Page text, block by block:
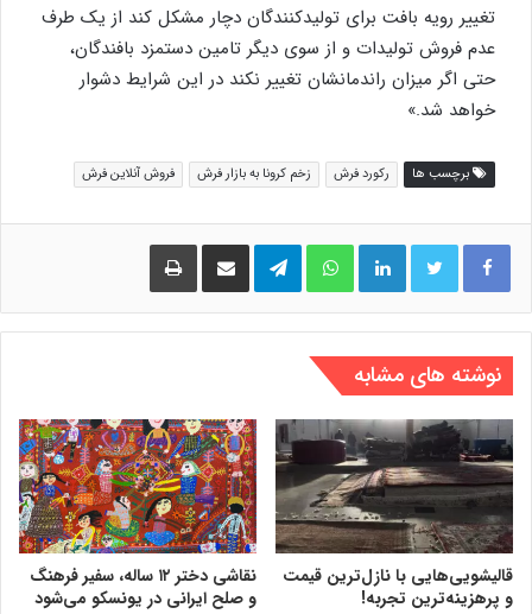
تغییر رویه بافت برای تولیدکنندگان دچار مشکل کند از یک طرف
عدم فروش تولیدات و از سوی دیگر تامین دستمزد بافندگان،
حتی اگر میزان راندمانشان تغییر نکند در این شرایط دشوار
خواهد شد.»
برچسب ها رکورد فرش زخم کرونا به بازار فرش فروش آنلاین فرش
لینکدین واتس آپ تلگرام اشتراک گذاری از طریق ایمیل
نوشته های مشابه
قالیشویی‌هایی با نازل‌ترین قیمت
و پرهزینه‌ترین تجربه!
نقاشی دختر ۱۲ ساله، سفیر فرهنگ
و صلح ایرانی در یونسکو می‌شود